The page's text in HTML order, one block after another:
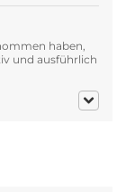
haben,
und ausführlich